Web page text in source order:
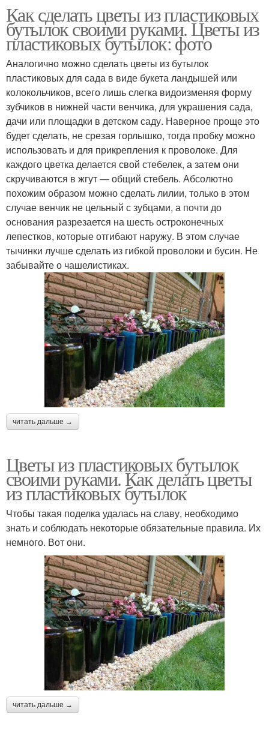
Как сделать цветы из пластиковых
бутылок своими руками. Цветы из
пластиковых бутылок: фото
Аналогично можно сделать цветы из бутылок
пластиковых для сада в виде букета ландышей или
колокольчиков, всего лишь слегка видоизменяя форму
зубчиков в нижней части венчика, для украшения сада,
дачи или площадки в детском саду. Наверное проще это
будет сделать, не срезая горлышко, тогда пробку можно
использовать и для прикрепления к проволоке. Для
каждого цветка делается свой стебелек, а затем они
скручиваются в жгут — общий стебель. Абсолютно
похожим образом можно сделать лилии, только в этом
случае венчик не цельный с зубцами, а почти до
основания разрезается на шесть остроконечных
лепестков, которые отгибают наружу. В этом случае
тычинки лучше сделать из гибкой проволоки и бусин. Не
забывайте о чашелистиках.
читать дальше →
Цветы из пластиковых бутылок
своими руками. Как делать цветы
из пластиковых бутылок
Чтобы такая поделка удалась на славу, необходимо
знать и соблюдать некоторые обязательные правила. Их
немного. Вот они.
читать дальше →